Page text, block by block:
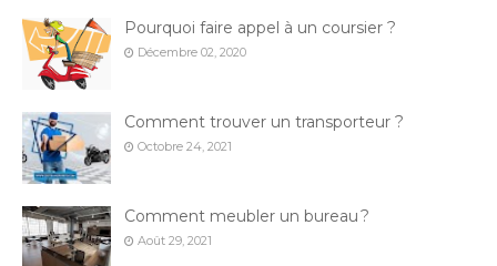
Pourquoi faire appel à un coursier ?
Décembre 02, 2020
Comment trouver un transporteur ?
Octobre 24, 2021
Comment meubler un bureau ?
Août 29, 2021